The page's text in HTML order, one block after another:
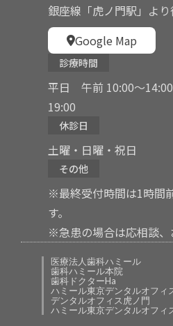
銀座線「虎ノ門駅」よ
Google Map
診療時間
平日 午前 10:00〜
19:00
休診日
土曜・日曜・祝日
その他
※最終受付時間は1時間
す。
※急患の場合は応相談、
医療法人歯科ハミール
歯科ハミール本院
歯科ドクターHa
ハミール東京デンタルオフィ
デンタルオフィス虎ノ門
ハミール東京デンタルオフィ